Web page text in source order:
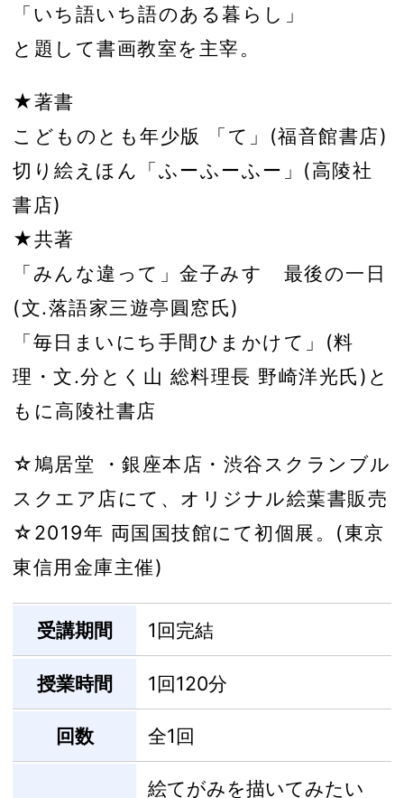
「いち語いち語のある暮らし」
と題して書画教室を主宰。
★著書
こどものとも年少版 「て」(福音館書店)
切り絵えほん「ふーふーふー」(高陵社
書店)
★共著
「みんな違って」金子みすゞ最後の一日
(文.落語家三遊亭圓窓氏)
「毎日まいにち手間ひまかけて」(料
理・文.分とく山 総料理長 野崎洋光氏)と
もに高陵社書店
☆鳩居堂 ・銀座本店・渋谷スクランブル
スクエア店にて、オリジナル絵葉書販売
☆2019年 両国国技館にて初個展。(東京
東信用金庫主催)
受講期間 1回完結
授業時間 1回120分
回数 全1回
絵てがみを描いてみたい